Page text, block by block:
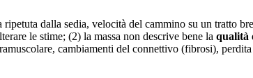
dalla sedia, velocità del cammino su un tratto
le stime; (2) la massa non descrive bene la qualità
cambiamenti del connettivo (fibrosi),